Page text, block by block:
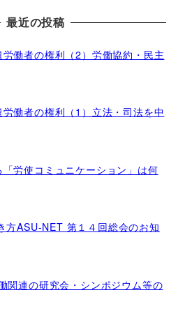
最近の投稿
働者の権利（2）労働協約・民主
働者の権利（1）立法・司法を中
労使コミュニケーション」は何
方ASU-NET 第１４回総会のお知
関連の研究会・シンポジウム等の